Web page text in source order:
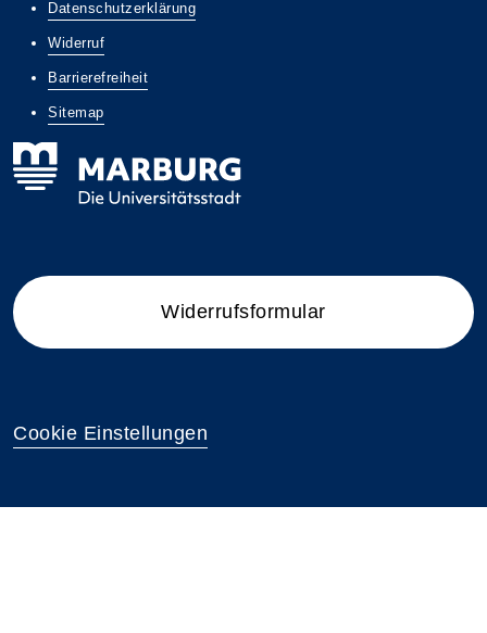
Datenschutzerklärung
Widerruf
Barrierefreiheit
Sitemap
Widerrufsformular
Cookie Einstellungen